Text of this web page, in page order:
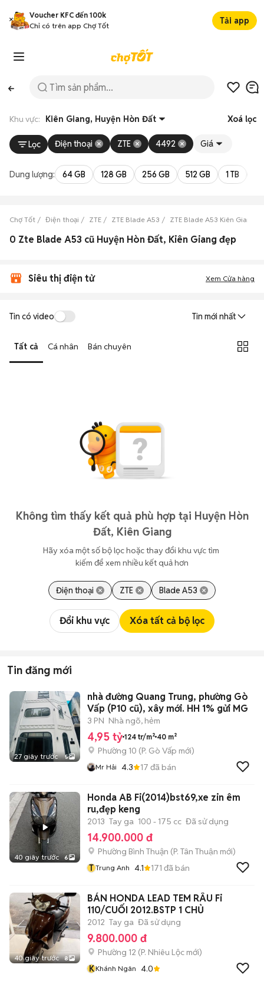
Voucher KFC đến 100k
Chỉ có trên app Chợ Tốt
Tải app
Khu vực: Kiên Giang, Huyện Hòn Đất Xoá lọc
Lọc Điện thoại ZTE 4492 Giá
Dung lượng: 64 GB 128 GB 256 GB 512 GB 1 TB
Chợ Tốt Điện thoại ZTE ZTE Blade A53 ZTE Blade A53 Kiên Giang
0 Zte Blade A53 cũ Huyện Hòn Đất, Kiên Giang đẹp
Siêu thị điện tử Xem Cửa hàng
Tin có video Tin mới nhất
Tất cả Cá nhân Bán chuyên
Không tìm thấy kết quả phù hợp tại Huyện Hòn
Đất, Kiên Giang
Hãy xóa một số bộ lọc hoặc thay đổi khu vực tìm
kiếm để xem nhiều kết quả hơn
Điện thoại ZTE Blade A53
Đổi khu vực Xóa tất cả bộ lọc
Tin đăng mới
27 giây trước 5
nhà đường Quang Trung, phường Gò
Vấp (P10 cũ), xây mới. HH 1% gửi MG
3 PN Nhà ngõ, hẻm
4,95 tỷ 124 tr/m² 40 m²
Phường 10 (P. Gò Vấp mới)
Mr Hải 4.3 17 đã bán
40 giây trước 6
Honda AB Fi(2014)bst69,xe zin êm
ru,đẹp keng
2013 Tay ga 100 - 175 cc Đã sử dụng
14.900.000 đ
Phường Bình Thuận (P. Tân Thuận mới)
T Trung Anh 4.1 171 đã bán
40 giây trước 8
BÁN HONDA LEAD TEM RÂU Fi
110/CUỐI 2012.BSTP 1 CHỦ
2012 Tay ga Đã sử dụng
9.800.000 đ
Phường 12 (P. Nhiêu Lộc mới)
KKhánh Ngân 4.0